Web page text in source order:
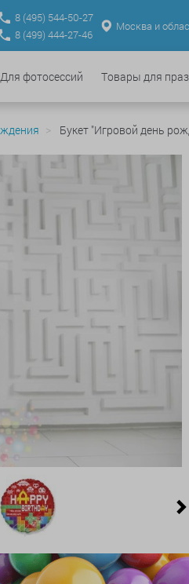
8 (495) 544-50-27
8 (499) 444-27-46
Москва и
Для фотосессий Товары для
Букет "Игровой день